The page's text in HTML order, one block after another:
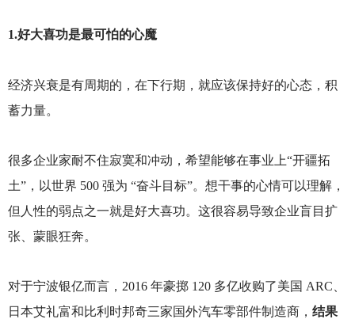
1.好大喜功是最可怕的心魔
经济兴衰是有周期的，在下行期，就应该保持好的心态，积
蓄力量。
很多企业家耐不住寂寞和冲动，希望能够在事业上“开疆拓
土”，以世界 500 强为 “奋斗目标”。想干事的心情可以理解，
但人性的弱点之一就是好大喜功。这很容易导致企业盲目扩
张、蒙眼狂奔。
对于宁波银亿而言，2016 年豪掷 120 多亿收购了美国 ARC、
日本艾礼富和比利时邦奇三家国外汽车零部件制造商， 结果